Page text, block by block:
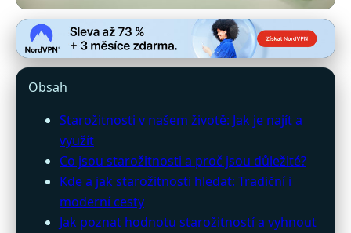
retro-antik.cz
Starožitnosti: Jak je najít,
života
14. 3. 2026· 9 min čtení · Autor: Marek Vlček
Obsah
Starožitnosti v našem životě: Jak je najít a
využít
Co jsou starožitnosti a proč jsou důležité?
Kde a jak starožitnosti hledat: Tradiční i
moderní cesty
Jak poznat hodnotu starožitností a vyhnout